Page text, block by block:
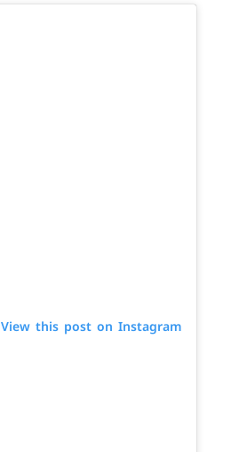
View this post on Instagram